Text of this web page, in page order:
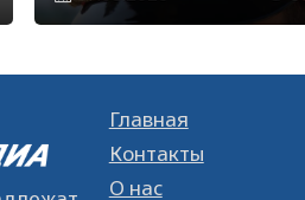
добытчиков золота
Главная
Контакты
О нас